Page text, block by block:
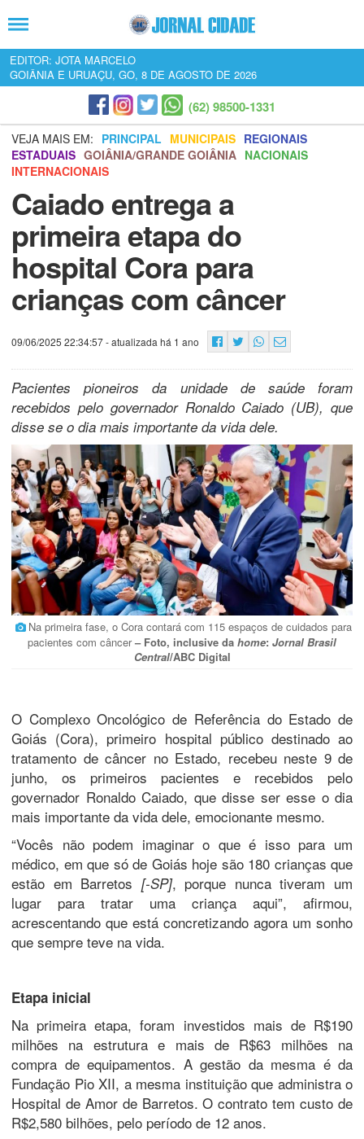
EDITOR: JOTA MARCELO
GOIÂNIA E URUAÇU, GO, 8 DE AGOSTO DE 2026
(62) 98500-1331
VEJA MAIS EM: PRINCIPAL MUNICIPAIS REGIONAIS
ESTADUAIS GOIÂNIA/GRANDE GOIÂNIA NACIONAIS
INTERNACIONAIS
Caiado entrega a
primeira etapa do
hospital Cora para
crianças com câncer
09/06/2025 22:34:57- atualizada há 1 ano
Pacientes pioneiros da unidade de saúde foram
recebidos pelo governador Ronaldo Caiado (UB), que
disse se o dia mais importante da vida dele.
Na primeira fase, o Cora contará com 115 espaços de cuidados para
pacientes com câncer– Foto, inclusive da home: Jornal Brasil
Central/ABC Digital
O Complexo Oncológico de Referência do Estado de
Goiás (Cora), primeiro hospital público destinado ao
tratamento de câncer no Estado, recebeu neste 9 de
junho, os primeiros pacientes e recebidos pelo
governador Ronaldo Caiado, que disse ser esse o dia
mais importante da vida dele, emocionante mesmo.
“Vocês não podem imaginar o que é isso para um
médico, em que só de Goiás hoje são 180 crianças que
estão em Barretos [-SP], porque nunca tiveram um
lugar para tratar uma criança aqui”, afirmou,
acrescentando que está concretizando agora um sonho
que sempre teve na vida.
Etapa inicial
Na primeira etapa, foram investidos mais de R$190
milhões na estrutura e mais de R$63 milhões na
compra de equipamentos. A gestão da mesma é da
Fundação Pio XII, a mesma instituição que administra o
Hospital de Amor de Barretos. O contrato tem custo de
R$2,580 bilhões, pelo período de 12 anos.